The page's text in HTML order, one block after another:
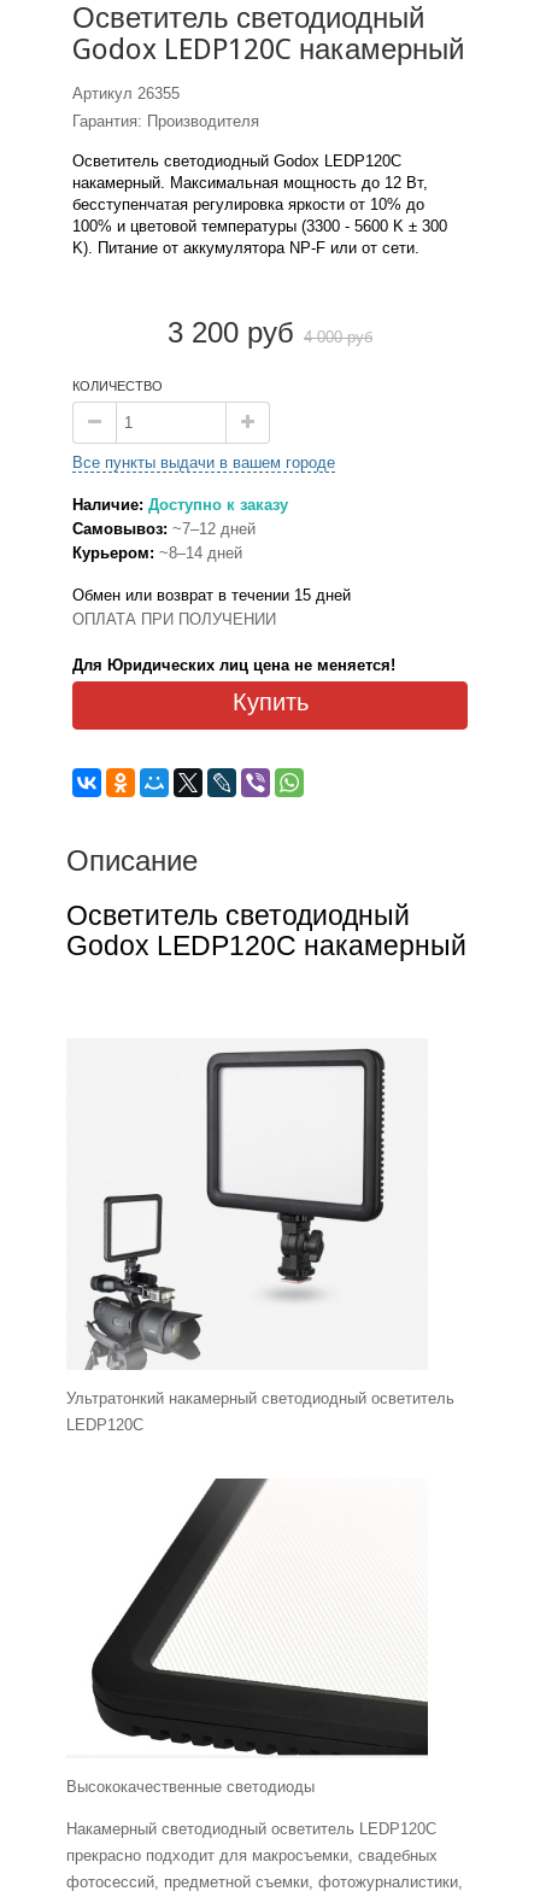
Осветитель светодиодный
Godox LEDP120C накамерный
Артикул 26355
Гарантия: Производителя
Осветитель светодиодный Godox LEDP120C
накамерный. Максимальная мощность до 12 Вт,
бесступенчатая регулировка яркости от 10% до
100% и цветовой температуры (3300 - 5600 K ± 300
K). Питание от аккумулятора NP-F или от сети.
3 200 руб 4 000 руб
КОЛИЧЕСТВО
Все пункты выдачи в вашем городе
Наличие: Доступно к заказу
Самовывоз: ~7–12 дней
Курьером: ~8–14 дней
Обмен или возврат в течении 15 дней
ОПЛАТА ПРИ ПОЛУЧЕНИИ
Для Юридических лиц цена не меняется!
Купить
Описание
Осветитель светодиодный
Godox LEDP120C накамерный
Ультратонкий накамерный светодиодный осветитель
LEDP120C
Высококачественные светодиоды
Накамерный светодиодный осветитель LEDP120С
прекрасно подходит для макросъемки, свадебных
фотосессий, предметной съемки, фотожурналистики,